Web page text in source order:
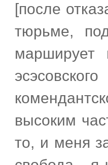
[после
тюрьме,
марширует
высоким
то, и меня